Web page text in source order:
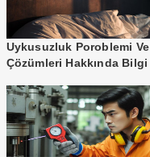
Uykusuzluk Poroblemi Ve
Çözümleri Hakkında Bilgi